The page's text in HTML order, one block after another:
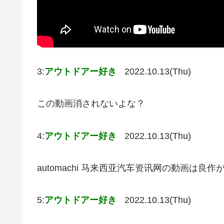
3:アウトドアー好き 2022.10.13(Thu)
この動画消されないよな？
4:アウトドアー好き 2022.10.13(Thu)
automachi 马来西亚汽车资讯网の動画は良作
5:アウトドアー好き 2022.10.13(Thu)